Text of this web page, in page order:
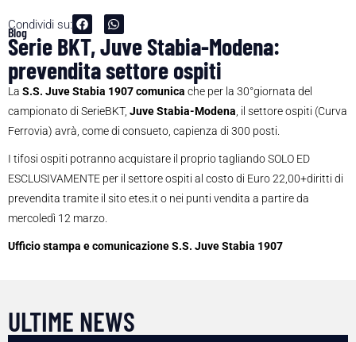
Condividi su:
Blog
Serie BKT, Juve Stabia-Modena:
prevendita settore ospiti
La S.S. Juve Stabia 1907 comunica che per la 30°giornata del
campionato di SerieBKT, Juve Stabia-Modena , il settore ospiti (Curva
Ferrovia) avrà, come di consueto, capienza di 300 posti.
I tifosi ospiti potranno acquistare il proprio tagliando SOLO ED
ESCLUSIVAMENTE per il settore ospiti al costo di Euro 22,00+diritti di
prevendita tramite il sito etes.it o nei punti vendita a partire da
mercoledì 12 marzo.
Ufficio stampa e comunicazione S.S. Juve Stabia 1907
ULTIME NEWS